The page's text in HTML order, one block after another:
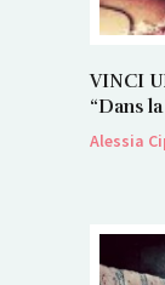
VINCI
“Dans
Alessia